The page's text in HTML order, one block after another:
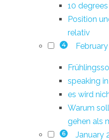
10
Position
relativ
4
speaking
es wird
Warum
gehen als
6 January